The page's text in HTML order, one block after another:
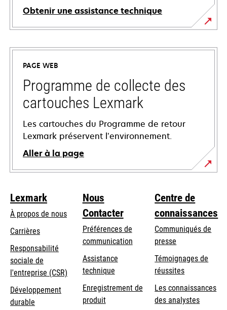
Obtenir une assistance technique
s’ouvre
dans
nouvel
onglet
PAGE WEB
Programme de collecte des
cartouches Lexmark
Les cartouches du Programme de retour
Lexmark préservent l’environnement.
Aller à la page
Lexmark
À propos de nous
Carrières
s’ouvre
dans
un
nouvel
onglet
Responsabilité
sociale de
l'entreprise (CSR) s’ouvre
Développement
durable
Nous
Contacter
Préférences de
communication
s’ouvre
dans
un
nouvel
onglet
Assistance
techniques’ouvre
un
Enregistrement de
produit
Centre de
connaissances
Communiqués de
presse
Témoignages de
réussites
Les connaissances
des analystes